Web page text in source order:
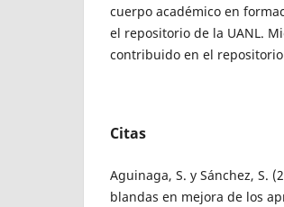
cuerpo académico en
el repositorio de la UANL.
contribuido en el repositorio
Citas
Aguinaga, S. y Sánchez, S.
blandas en mejora de los